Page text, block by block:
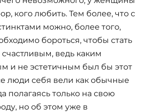
кого любить. Тем более, что с
можно, более того,
бороться, чтобы стать
ведь каким
и не эстетичным был бы этот
люди себя вели как обычные
полагаясь только на свою
но об этом уже в